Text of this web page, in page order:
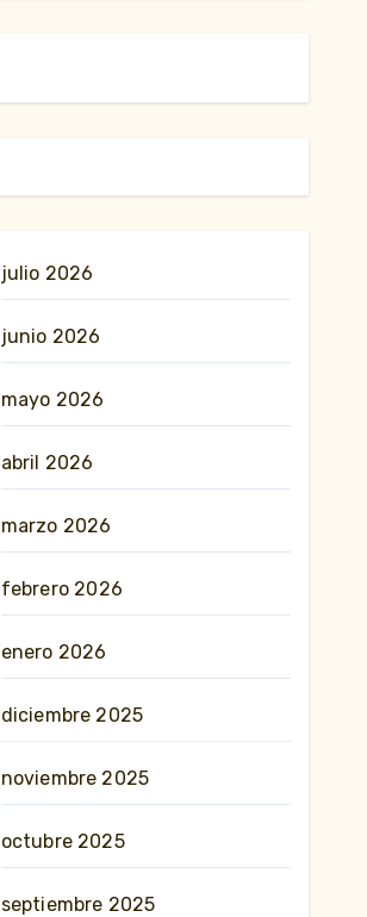
julio 2026
junio 2026
mayo 2026
abril 2026
marzo 2026
febrero 2026
enero 2026
diciembre 2025
noviembre 2025
octubre 2025
septiembre 2025